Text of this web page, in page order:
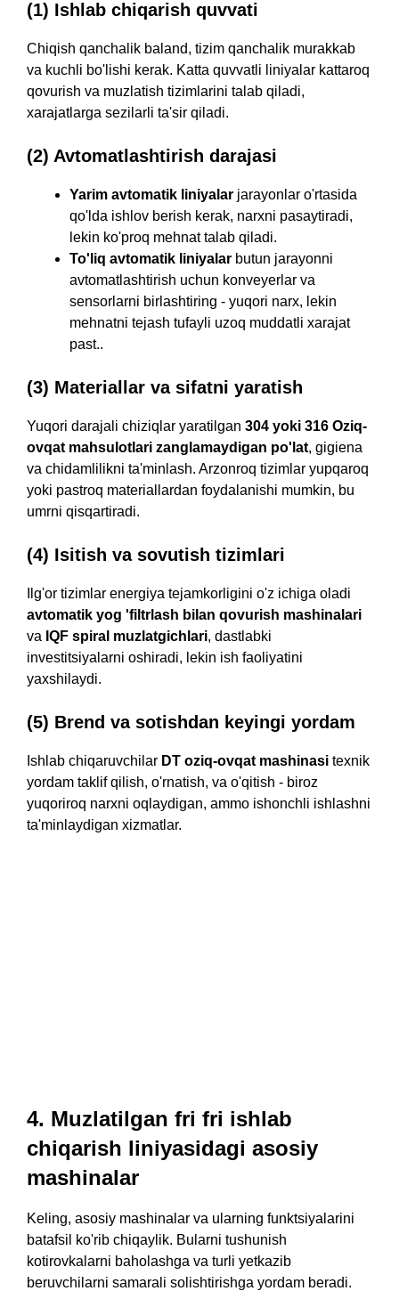
(1) Ishlab chiqarish quvvati
Chiqish qanchalik baland, tizim qanchalik murakkab
va kuchli bo'lishi kerak. Katta quvvatli liniyalar kattaroq
qovurish va muzlatish tizimlarini talab qiladi,
xarajatlarga sezilarli ta'sir qiladi.
(2) Avtomatlashtirish darajasi
Yarim avtomatik liniyalar jarayonlar o'rtasida
qo'lda ishlov berish kerak, narxni pasaytiradi,
lekin ko'proq mehnat talab qiladi.
To'liq avtomatik liniyalar butun jarayonni
avtomatlashtirish uchun konveyerlar va
sensorlarni birlashtiring - yuqori narx, lekin
mehnatni tejash tufayli uzoq muddatli xarajat
past..
(3) Materiallar va sifatni yaratish
Yuqori darajali chiziqlar yaratilgan 304 yoki 316 Oziq-
ovqat mahsulotlari zanglamaydigan po'lat, gigiena
va chidamlilikni ta'minlash. Arzonroq tizimlar yupqaroq
yoki pastroq materiallardan foydalanishi mumkin, bu
umrni qisqartiradi.
(4) Isitish va sovutish tizimlari
Ilg'or tizimlar energiya tejamkorligini o'z ichiga oladi
avtomatik yog 'filtrlash bilan qovurish mashinalari
va IQF spiral muzlatgichlari, dastlabki
investitsiyalarni oshiradi, lekin ish faoliyatini
yaxshilaydi.
(5) Brend va sotishdan keyingi yordam
Ishlab chiqaruvchilar DT oziq-ovqat mashinasi texnik
yordam taklif qilish, o'rnatish, va o'qitish - biroz
yuqoriroq narxni oqlaydigan, ammo ishonchli ishlashni
ta'minlaydigan xizmatlar.
4. Muzlatilgan fri fri ishlab
chiqarish liniyasidagi asosiy
mashinalar
Keling, asosiy mashinalar va ularning funktsiyalarini
batafsil ko'rib chiqaylik. Bularni tushunish
kotirovkalarni baholashga va turli yetkazib
beruvchilarni samarali solishtirishga yordam beradi.